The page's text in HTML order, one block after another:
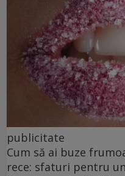
publicitate
Cum să ai buze
rece: sfaturi pentru